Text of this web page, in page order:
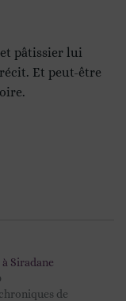
pâtissier lui
Et peut-être
Siradane
de